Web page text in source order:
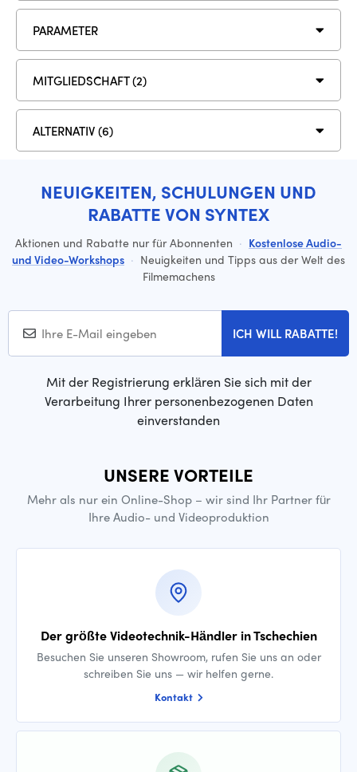
PARAMETER
MITGLIEDSCHAFT (2)
ALTERNATIV (6)
NEUIGKEITEN, SCHULUNGEN UND
RABATTE VON SYNTEX
Aktionen und Rabatte nur für Abonnenten · Kostenlose Audio-
und Video-Workshops · Neuigkeiten und Tipps aus der Welt des
Filmemachens
ICH WILL RABATTE!
Mit der Registrierung erklären Sie sich mit der
Verarbeitung Ihrer personenbezogenen Daten
einverstanden
UNSERE VORTEILE
Mehr als nur ein Online-Shop – wir sind Ihr Partner für
Ihre Audio- und Videoproduktion
Der größte Videotechnik-Händler in Tschechien
Besuchen Sie unseren Showroom, rufen Sie uns an oder
schreiben Sie uns — wir helfen gerne.
Kontakt